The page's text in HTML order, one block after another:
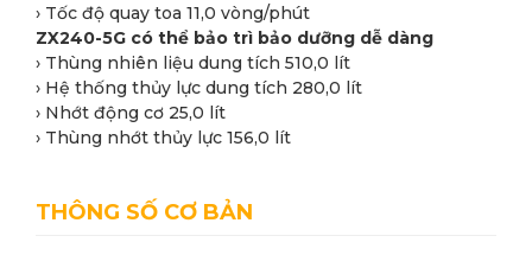
› Tốc độ quay toa 11,0 vòng/phút
ZX240-5G có thể bảo trì bảo dưỡng dễ dàng
› Thùng nhiên liệu dung tích 510,0 lít
› Hệ thống thủy lực dung tích 280,0 lít
› Nhớt động cơ 25,0 lít
› Thùng nhớt thủy lực 156,0 lít
THÔNG SỐ CƠ BẢN